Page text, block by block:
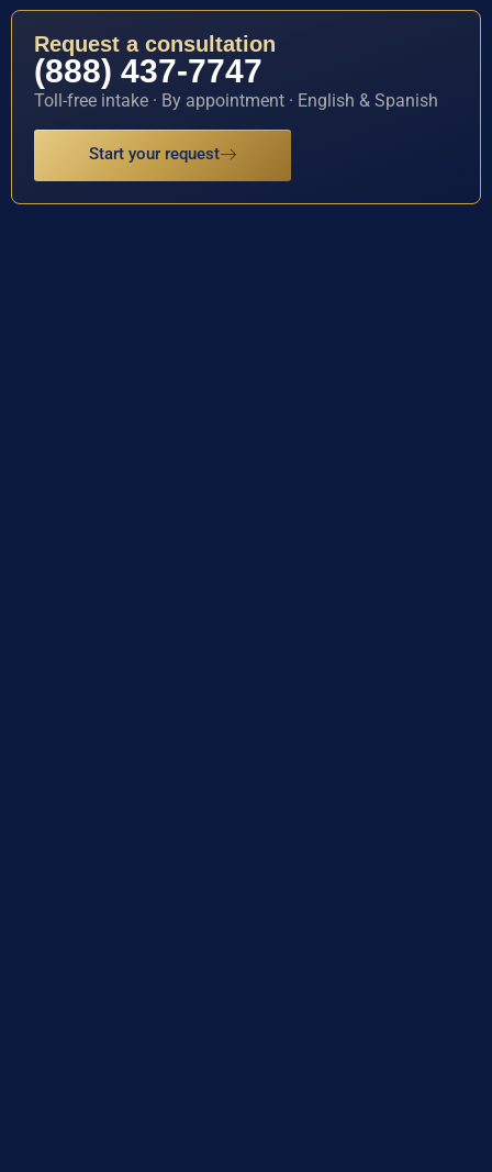
Request a consultation
(888) 437-7747
Toll-free intake · By appointment · English & Spanish
Start your request